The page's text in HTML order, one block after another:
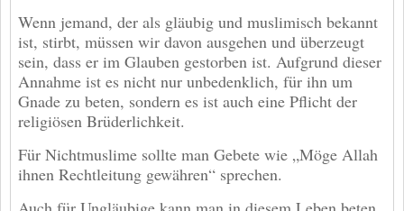
Wenn jemand, der als gläubig und muslimisch bekannt
ist, stirbt, müssen wir davon ausgehen und überzeugt
sein, dass er im Glauben gestorben ist. Aufgrund dieser
Annahme ist es nicht nur unbedenklich, für ihn um
Gnade zu beten, sondern es ist auch eine Pflicht der
religiösen Brüderlichkeit.
Für Nichtmuslime sollte man Gebete wie „Möge Allah
ihnen Rechtleitung gewähren“ sprechen.